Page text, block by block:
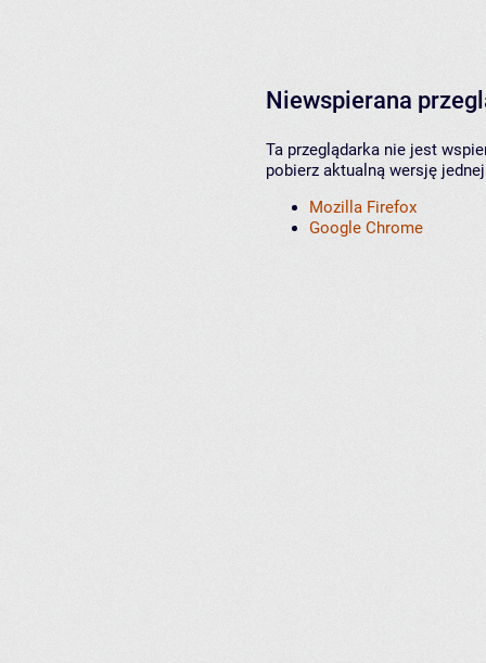
Niewspierana
Ta przeglądarka nie jest
pobierz aktualną wersję
Mozilla Firefox
Google Chrome